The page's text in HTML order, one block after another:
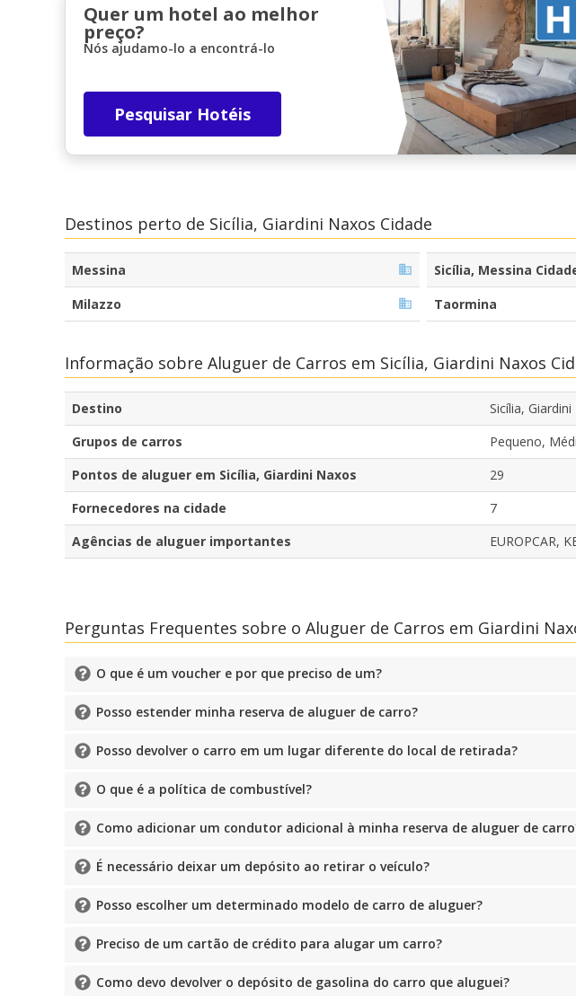
Quer um hotel ao melhor
preço?
Nós ajudamo-lo a encontrá-lo
Pesquisar Hotéis
Destinos perto de Sicília, Giardini Naxos Cidade
Messina Sicília, Messina
Milazzo
Taormina
Informação sobre Aluguer de Carros em Sicília, Giardini Naxos
Destino
Sicília,
Grupos de carros
Pequeno,
Pontos de aluguer em Sicília, Giardini Naxos
29
Fornecedores na cidade
7
Agências de aluguer importantes
EUROPCAR,
Perguntas Frequentes sobre o Aluguer de Carros em Giardini
O que é um voucher e por que preciso de um?
Posso estender minha reserva de aluguer de carro?
Posso devolver o carro em um lugar diferente do local de retirada?
O que é a política de combustível?
Como adicionar um condutor adicional à minha reserva de aluguer de
É necessário deixar um depósito ao retirar o veículo?
Posso escolher um determinado modelo de carro de aluguer?
Preciso de um cartão de crédito para alugar um carro?
Como devo devolver o depósito de gasolina do carro que aluguei?